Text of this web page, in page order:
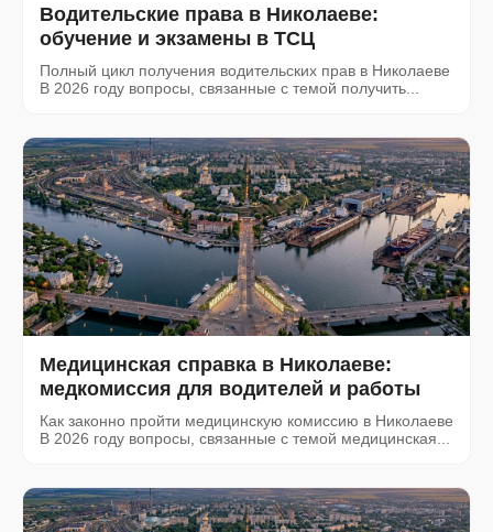
Водительские права в Николаеве:
обучение и экзамены в ТСЦ
Полный цикл получения водительских прав в Николаеве
В 2026 году вопросы, связанные с темой получить...
Медицинская справка в Николаеве:
медкомиссия для водителей и работы
Как законно пройти медицинскую комиссию в Николаеве
В 2026 году вопросы, связанные с темой медицинская...